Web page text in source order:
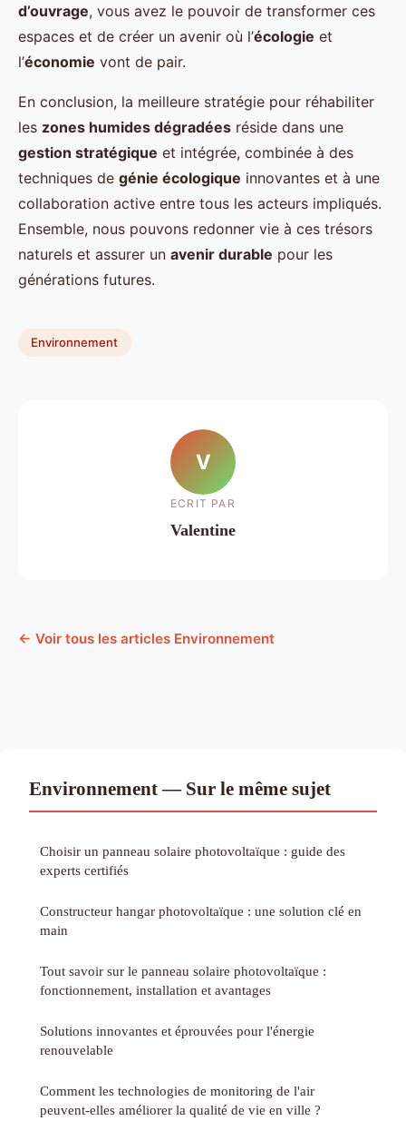
d’ouvrage, vous avez le pouvoir de transformer ces
espaces et de créer un avenir où l’écologie et
l’économie vont de pair.
En conclusion, la meilleure stratégie pour réhabiliter
les zones humides dégradées réside dans une
gestion stratégique et intégrée, combinée à des
techniques de génie écologique innovantes et à une
collaboration active entre tous les acteurs impliqués.
Ensemble, nous pouvons redonner vie à ces trésors
naturels et assurer un avenir durable pour les
générations futures.
Environnement
V
ECRIT PAR
Valentine
← Voir tous les articles Environnement
Environnement — Sur le même sujet
Choisir un panneau solaire photovoltaïque : guide des
experts certifiés
Constructeur hangar photovoltaïque : une solution clé en
main
Tout savoir sur le panneau solaire photovoltaïque :
fonctionnement, installation et avantages
Solutions innovantes et éprouvées pour l'énergie
renouvelable
Comment les technologies de monitoring de l'air
peuvent-elles améliorer la qualité de vie en ville ?